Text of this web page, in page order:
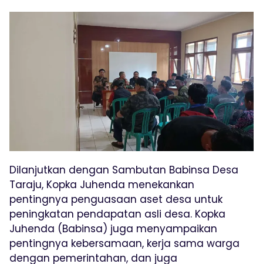
Dilanjutkan dengan Sambutan Babinsa Desa
Taraju, Kopka Juhenda menekankan
pentingnya penguasaan aset desa untuk
peningkatan pendapatan asli desa. Kopka
Juhenda (Babinsa) juga menyampaikan
pentingnya kebersamaan, kerja sama warga
dengan pemerintahan, dan juga